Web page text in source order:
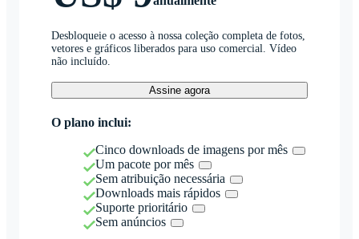
Desbloqueie o acesso à nossa coleção completa de fotos,
vetores e gráficos liberados para uso comercial. Vídeo
não incluído.
Assine agora
O plano inclui:
Cinco downloads de imagens por mês
Um pacote por mês
Sem atribuição necessária
Downloads mais rápidos
Suporte prioritário
Sem anúncios